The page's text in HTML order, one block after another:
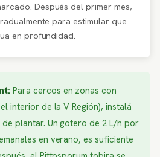
Después del primer mes,
para estimular que
en profundidad.
Para cercos en zonas con
interior de la V Región), instalá
plantar. Un gotero de 2 L/h por
en verano, es suficiente